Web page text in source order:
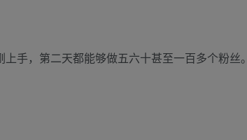
手，第二天都能够做五六十甚至一百多个粉丝。